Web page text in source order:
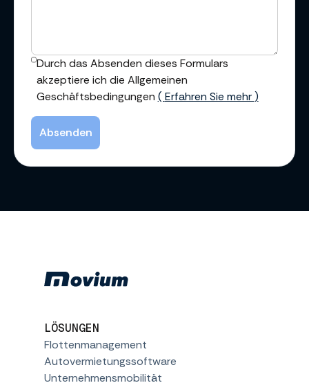
Durch das Absenden dieses Formulars
akzeptiere ich die Allgemeinen
Geschäftsbedingungen (Erfahren Sie mehr)
Absenden
LÖSUNGEN
Flottenmanagement
Autovermietungssoftware
Unternehmensmobilität